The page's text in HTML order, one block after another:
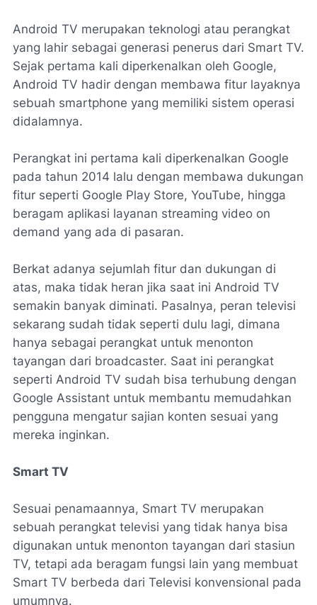
Android TV merupakan teknologi atau perangkat
yang lahir sebagai generasi penerus dari Smart TV.
Sejak pertama kali diperkenalkan oleh Google,
Android TV hadir dengan membawa fitur layaknya
sebuah smartphone yang memiliki sistem operasi
didalamnya.
Perangkat ini pertama kali diperkenalkan Google
pada tahun 2014 lalu dengan membawa dukungan
fitur seperti Google Play Store, YouTube, hingga
beragam aplikasi layanan streaming video on
demand yang ada di pasaran.
Berkat adanya sejumlah fitur dan dukungan di
atas, maka tidak heran jika saat ini Android TV
semakin banyak diminati. Pasalnya, peran televisi
sekarang sudah tidak seperti dulu lagi, dimana
hanya sebagai perangkat untuk menonton
tayangan dari broadcaster. Saat ini perangkat
seperti Android TV sudah bisa terhubung dengan
Google Assistant untuk membantu memudahkan
pengguna mengatur sajian konten sesuai yang
mereka inginkan.
Smart TV
Sesuai penamaannya, Smart TV merupakan
sebuah perangkat televisi yang tidak hanya bisa
digunakan untuk menonton tayangan dari stasiun
TV, tetapi ada beragam fungsi lain yang membuat
Smart TV berbeda dari Televisi konvensional pada
umumnya.